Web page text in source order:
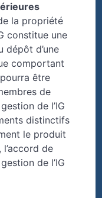
la propriété
constitue une
dépôt d’une
comportant
être
de
de l’IG
distinctifs
le produit
l’accord de
de l’IG